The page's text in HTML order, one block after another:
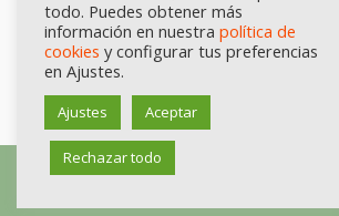
Calidad certificada por Origen. Sellos
© Consejo Regulador de las IGP
Manzanilla y Gordal de Sevilla,
todo. Puedes obtener más
información en nuestra política de
cookies y configurar tus preferencias
en Ajustes.
Ajustes Aceptar
Rechazar todo